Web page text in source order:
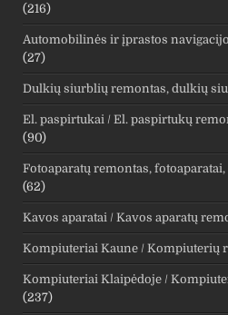
(216)
Automobilinės ir įprastos
(27)
Dulkių siurblių remontas, dulkių
El. paspirtukai / El. paspirtukų
(90)
Fotoaparatų remontas,
(62)
Kavos aparatai / Kavos aparatų
Kompiuteriai Kaune / Kompiuterių
Kompiuteriai Klaipėdoje /
(237)